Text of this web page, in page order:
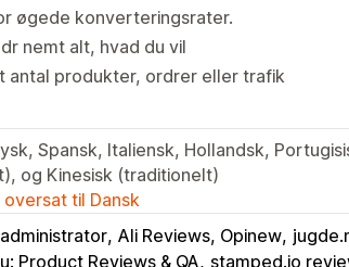
øgede konverteringsrater.
nemt alt, hvad du vil
antal produkter, ordrer eller trafik
Spansk, Italiensk, Hollandsk,
og Kinesisk (traditionelt)
til Dansk
Ali Reviews, Opinew
Product Reviews & QA stamped.io